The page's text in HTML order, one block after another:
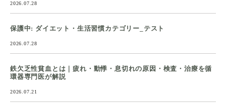
2026.07.28
保護中: ダイエット・生活習慣カテゴリー_テスト
2026.07.28
鉄欠乏性貧血とは｜疲れ・動悸・息切れの原因・検査・治療を循
環器専門医が解説
2026.07.21